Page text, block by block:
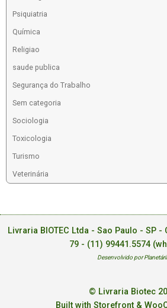
Psiquiatria
Química
Religiao
saude publica
Segurança do Trabalho
Sem categoria
Sociologia
Toxicologia
Turismo
Veterinária
Livraria BIOTEC Ltda - Sao Paulo - SP -
79 - (11) 99441.5574
Desenvolvido por
© Livraria Biotec
Built with Storefront &